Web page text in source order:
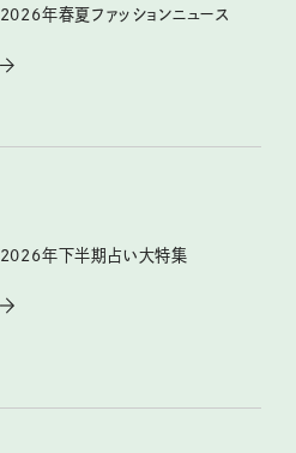
2026年春夏ファッションニュース
2026年下半期占い大特集